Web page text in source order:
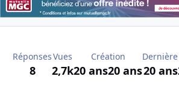
Réponses
8
Vues
2,7k
Création
20 ans20 ans20 ans